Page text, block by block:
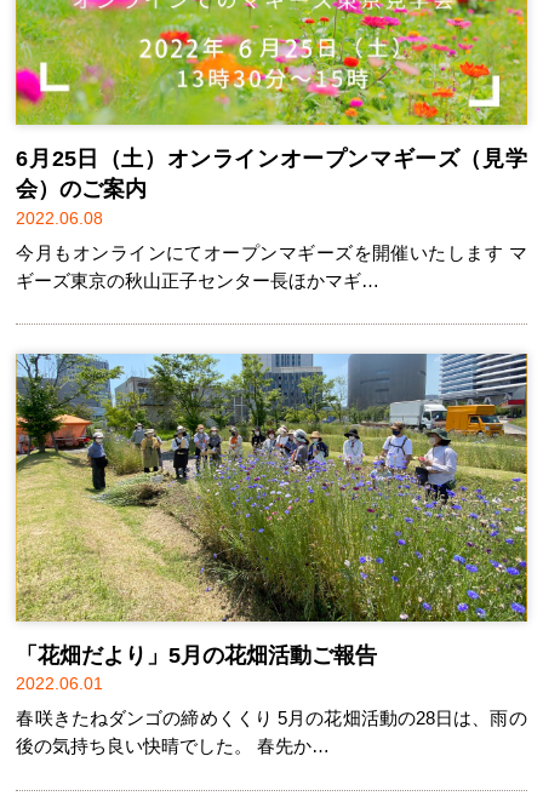
6月25日（土）オンラインオープンマギーズ（見学
会）のご案内
2022.06.08
今月もオンラインにてオープンマギーズを開催いたします マ
ギーズ東京の秋山正子センター長ほかマギ…
「花畑だより」5月の花畑活動ご報告
2022.06.01
春咲きたねダンゴの締めくくり 5月の花畑活動の28日は、雨の
後の気持ち良い快晴でした。 春先か…